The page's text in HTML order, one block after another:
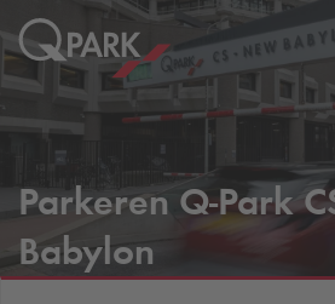
Parkeren Q-Park
Babylon